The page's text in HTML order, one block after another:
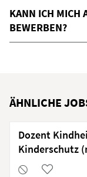
KANN ICH MICH
BEWERBEN?
ÄHNLICHE
Dozent
Kinderschutz